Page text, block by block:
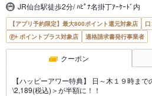
JR仙台駅徒歩2分/ ﾊﾋﾟﾅ名掛丁ｱｰｹｰﾄﾞ内
【アプリ予約限定】最大800ポイント還元対象店
ポイントプラス対象店
適格請求書発行事業者
クーポン
【ハッピーアワー特典】 日～木１９時ま
\2,189(税込)＞が半額に！！